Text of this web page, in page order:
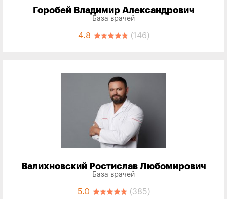
Горобей Владимир Александрович
База врачей
4.8 (146)
Валихновский Ростислав Любомирович
База врачей
5.0 (385)